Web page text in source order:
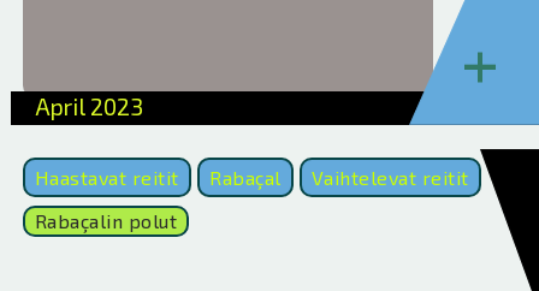
April 2023
+
Haastavat reitit Rabaçal
Vaihtelevat reitit
Rabaçalin polut